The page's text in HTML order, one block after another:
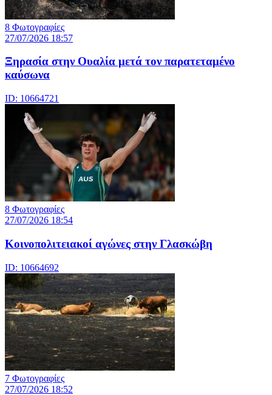
8 Φωτογραφίες
27/07/2026 18:57
Ξηρασία στην Ουαλία μετά τον παρατεταμένο
καύσωνα
ID: 10664721
8 Φωτογραφίες
27/07/2026 18:54
Κοινοπολιτειακοί αγώνες στην Γλασκώβη
ID: 10664692
7 Φωτογραφίες
27/07/2026 18:52